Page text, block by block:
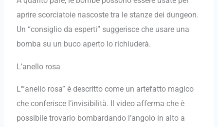
aprire scorciatoie nascoste tra le stanze dei dungeon.
Un “consiglio da esperti” suggerisce che usare una
bomba su un buco aperto lo richiuderà.
L’anello rosa
L'”anello rosa” è descritto come un artefatto magico
che conferisce l’invisibilità. Il video afferma che è
possibile trovarlo bombardando l’angolo in alto a